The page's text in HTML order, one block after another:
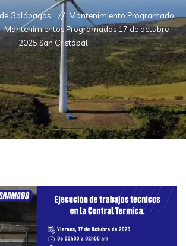
Galápagos
Mantenimiento Programado
Mantenimientos Programados 17 de octubre
2025 San Cristóbal